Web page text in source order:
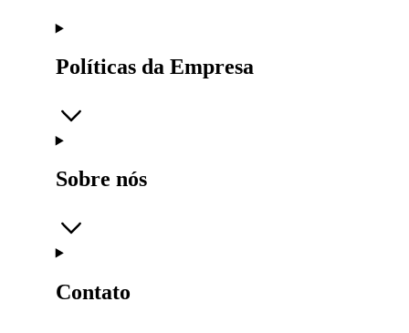
Políticas da Empresa
Sobre nós
Contato